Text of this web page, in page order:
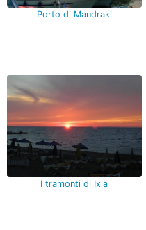
Porto di Mandraki
I tramonti di Ixia